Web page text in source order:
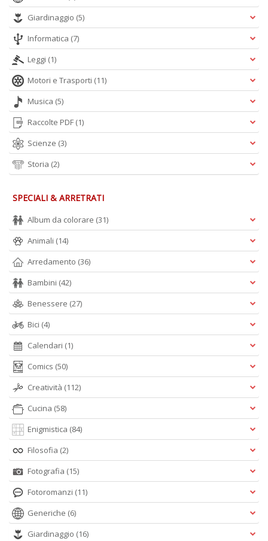
Giardinaggio (5)
Informatica (7)
Leggi (1)
Motori e Trasporti (11)
Musica (5)
Raccolte PDF (1)
Scienze (3)
Storia (2)
SPECIALI & ARRETRATI
Album da colorare (31)
Animali (14)
Arredamento (36)
Bambini (42)
Benessere (27)
Bici (4)
Calendari (1)
Comics (50)
Creatività (112)
Cucina (58)
Enigmistica (84)
Filosofia (2)
Fotografia (15)
Fotoromanzi (11)
Generiche (6)
Giardinaggio (16)